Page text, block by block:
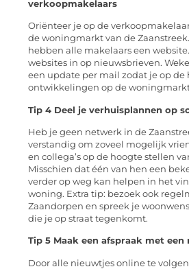
verkoopmakelaars
Oriënteer je op de
de woningmarkt van de
hebben alle makelaars een
websites in op nieuwsbrieven.
een update per mail zodat je op de
ontwikkelingen op de
Tip 4 Deel je verhuisplannen op
Heb je geen netwerk in de
verstandig om zoveel mogelijk
en collega’s op de hoogte stellen
Misschien dat één van hen een
verder op weg kan helpen in het
woning. Extra tip: bezoek ook
Zaandorpen en spreek je
die je op straat tegenkomt.
Tip 5 Maak een afspraak met een
Door alle nieuwtjes online te